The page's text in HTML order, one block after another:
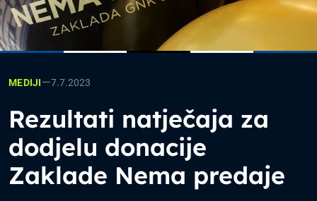
MEDIJI—7.7.2023
Rezultati natječaja za
dodjelu donacije
Zaklade Nema predaje